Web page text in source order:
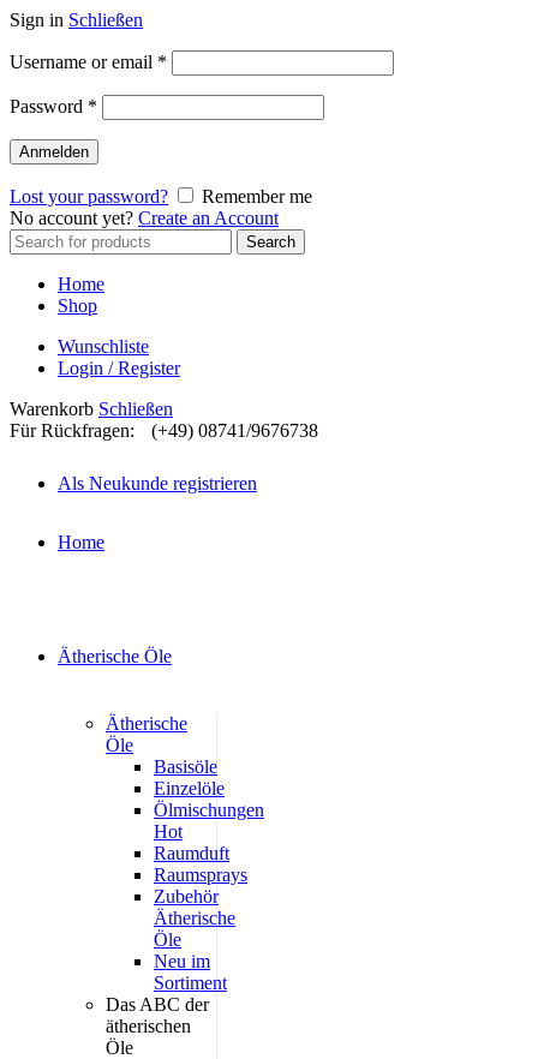
Sign in Schließen
Username or email *
Password *
Anmelden
Lost your password?
Remember me
No account yet? Create an Account
Search
for:
Search
Home
Shop
Wunschliste
Login / Register
Warenkorb Schließen
Für Rückfragen:
(+49) 08741/9676738
Als Neukunde registrieren
Home
Ätherische Öle
Ätherische
Öle
Basisöle
Einzelöle
Ölmischungen
Hot
Raumduft
Raumsprays
Zubehör
Ätherische
Öle
Neu im
Sortiment
Das ABC der
ätherischen
Öle